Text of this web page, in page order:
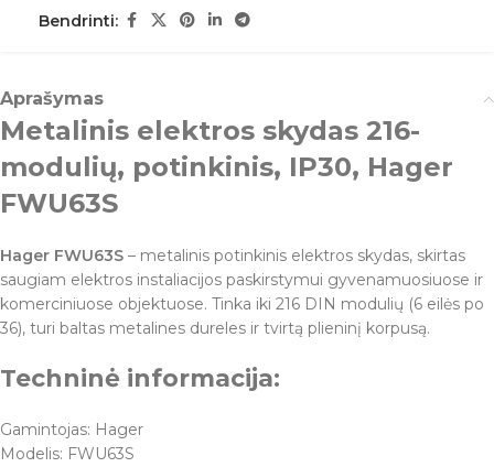
Bendrinti:
Aprašymas
Metalinis elektros skydas 216-
modulių, potinkinis, IP30, Hager
FWU63S
Hager FWU63S – metalinis potinkinis elektros skydas, skirtas
saugiam elektros instaliacijos paskirstymui gyvenamuosiuose ir
komerciniuose objektuose. Tinka iki 216 DIN modulių (6 eilės po
36), turi baltas metalines dureles ir tvirtą plieninį korpusą.
Techninė informacija:
Gamintojas: Hager
Modelis: FWU63S